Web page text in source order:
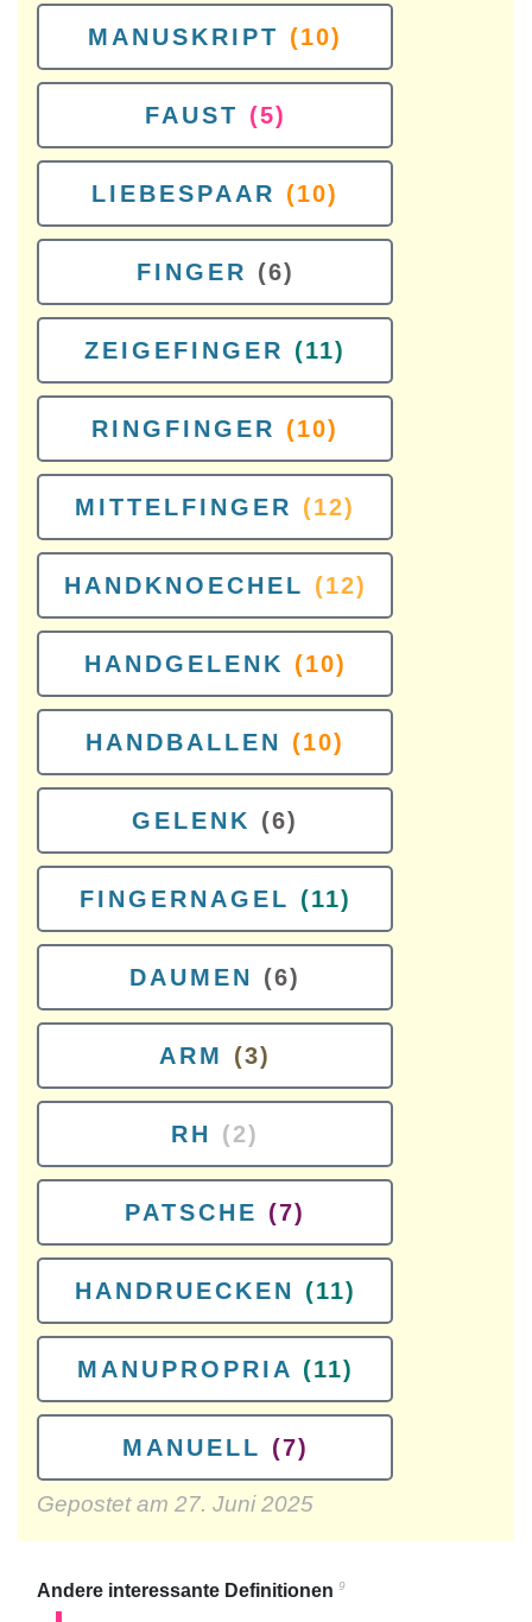
MANUSKRIPT (10)
FAUST (5)
LIEBESPAAR (10)
FINGER (6)
ZEIGEFINGER (11)
RINGFINGER (10)
MITTELFINGER (12)
HANDKNOECHEL (12)
HANDGELENK (10)
HANDBALLEN (10)
GELENK (6)
FINGERNAGEL (11)
DAUMEN (6)
ARM (3)
RH (2)
PATSCHE (7)
HANDRUECKEN (11)
MANUPROPRIA (11)
MANUELL (7)
Gepostet am 27. Juni 2025
Andere interessante Definitionen 9